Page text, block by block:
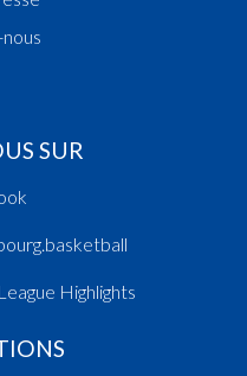
SUR
Highlights